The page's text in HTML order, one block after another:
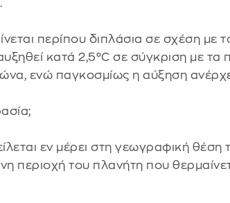
περίπου διπλάσια σε σχέση με
κατά 2,5°C σε σύγκριση με τα
ενώ παγκοσμίως η αύξηση
εν μέρει στη γεωγραφική θέση
περιοχή του πλανήτη που